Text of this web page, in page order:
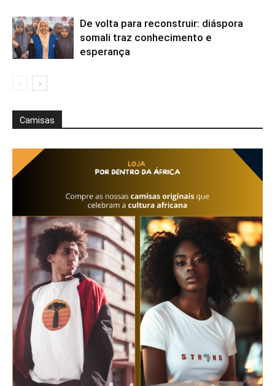
De volta para reconstruir: diáspora
somali traz conhecimento e
esperança
Camisas